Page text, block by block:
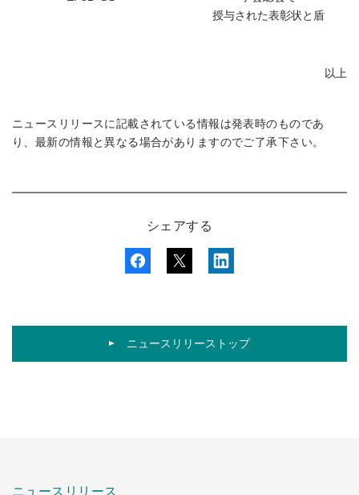
授与された表彰状と盾
以上
ニュースリリースに記載されている情報は発表時のものであ
り、最新の情報と異なる場合がありますのでご了承下さい。
シェアする
ニュースリリーストップ
ニュースリリース